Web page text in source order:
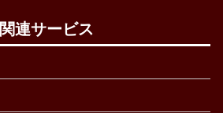
関連サービス